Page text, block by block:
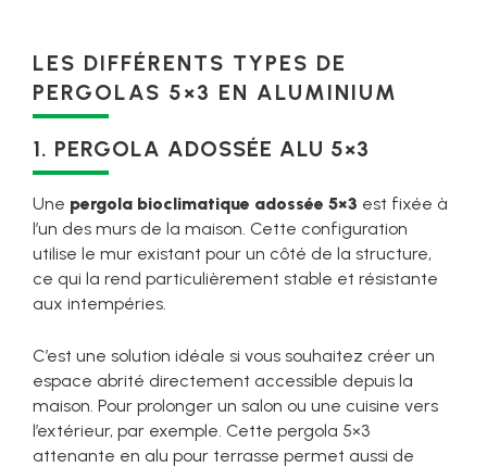
LES DIFFÉRENTS TYPES DE
PERGOLAS 5×3 EN ALUMINIUM
1. PERGOLA ADOSSÉE ALU 5×3
Une pergola bioclimatique adossée 5×3 est fixée à
l’un des murs de la maison. Cette configuration
utilise le mur existant pour un côté de la structure,
ce qui la rend particulièrement stable et résistante
aux intempéries.
C’est une solution idéale si vous souhaitez créer un
espace abrité directement accessible depuis la
maison. Pour prolonger un salon ou une cuisine vers
l’extérieur, par exemple. Cette pergola 5×3
attenante en alu pour terrasse permet aussi de